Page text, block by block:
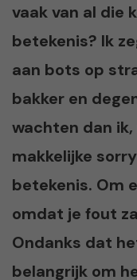
vaak van al die
betekenis? Ik
aan bots op
bakker en
wachten dan
makkelijke
betekenis. Om
omdat je fout
Ondanks dat
belangrijk om